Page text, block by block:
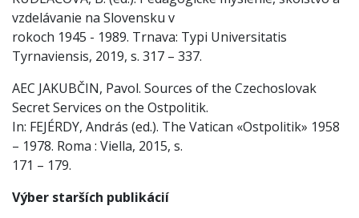
vzdelávanie na Slovensku v
rokoch 1945 - 1989. Trnava: Typi Universitatis
Tyrnaviensis, 2019, s. 317 – 337.
AEC JAKUBČIN, Pavol. Sources of the Czechoslovak
Secret Services on the Ostpolitik.
In: FEJÉRDY, András (ed.). The Vatican «Ostpolitik» 1958
– 1978. Roma : Viella, 2015, s.
171 – 179.
Výber starších publikácií